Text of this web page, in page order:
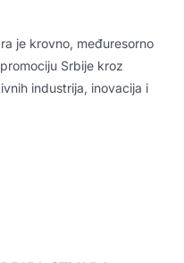
je krovno, međuresorno
Srbije kroz
industrija, inovacija i